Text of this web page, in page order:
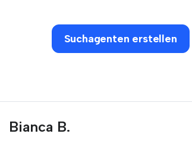
Suchagenten erstellen
Bianca B.